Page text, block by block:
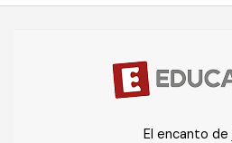
El encanto de